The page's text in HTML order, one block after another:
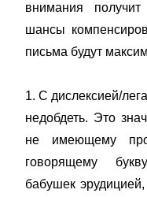
внимания
шансы
письма будут
1. С дислексией/
недобдеть. Это
не имеющему
говорящему
бабушек